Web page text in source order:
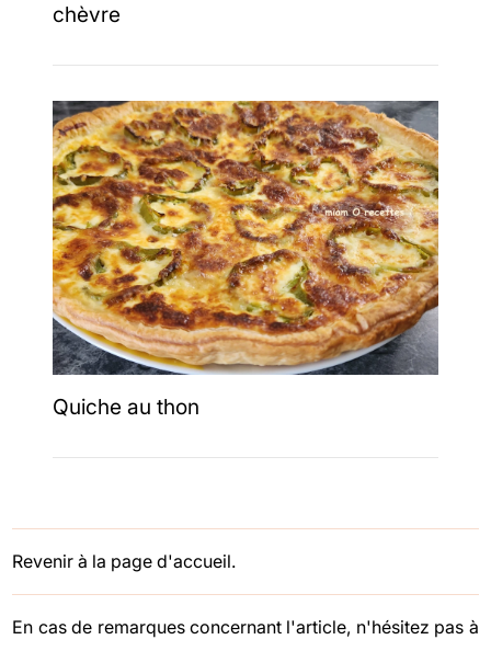
chèvre
Quiche au thon
Revenir à la page d'accueil.
En cas de remarques concernant l'article, n'hésitez pas à